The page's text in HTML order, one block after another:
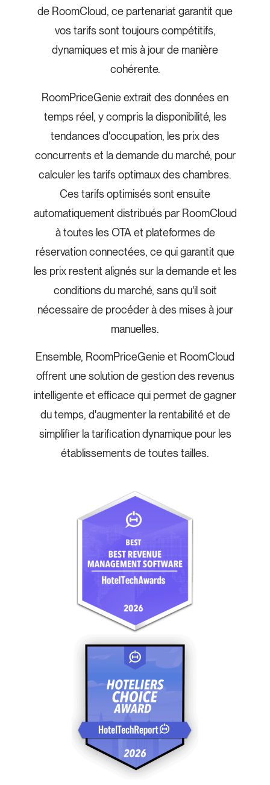
de RoomCloud, ce partenariat garantit que
vos tarifs sont toujours compétitifs,
dynamiques et mis à jour de manière
cohérente.
RoomPriceGenie extrait des données en
temps réel, y compris la disponibilité, les
tendances d'occupation, les prix des
concurrents et la demande du marché, pour
calculer les tarifs optimaux des chambres.
Ces tarifs optimisés sont ensuite
automatiquement distribués par RoomCloud
à toutes les OTA et plateformes de
réservation connectées, ce qui garantit que
les prix restent alignés sur la demande et les
conditions du marché, sans qu'il soit
nécessaire de procéder à des mises à jour
manuelles.
Ensemble, RoomPriceGenie et RoomCloud
offrent une solution de gestion des revenus
intelligente et efficace qui permet de gagner
du temps, d'augmenter la rentabilité et de
simplifier la tarification dynamique pour les
établissements de toutes tailles.